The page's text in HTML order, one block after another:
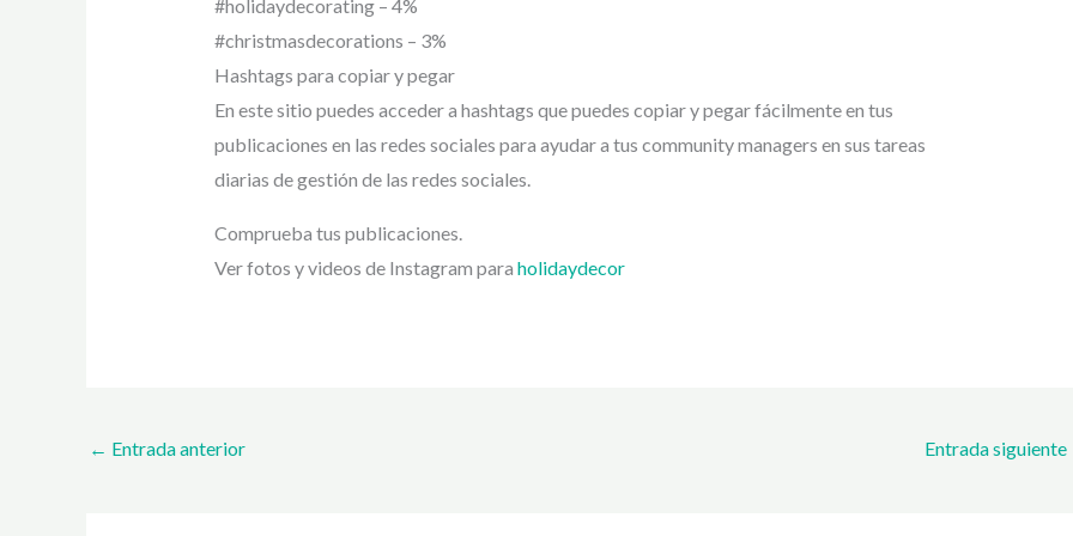
#holidaydecorating – 4%
#christmasdecorations – 3%
Hashtags para copiar y pegar
En este sitio puedes acceder a hashtags que puedes copiar y pegar fácilmente en tus
publicaciones en las redes sociales para ayudar a tus community managers en sus tareas
diarias de gestión de las redes sociales.
Comprueba tus publicaciones.
Ver fotos y videos de Instagram para holidaydecor
← Entrada anterior Entrada siguiente